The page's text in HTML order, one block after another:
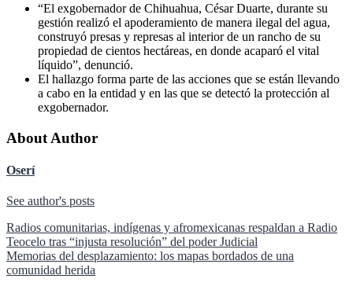
“El exgobernador de Chihuahua, César Duarte, durante su
gestión realizó el apoderamiento de manera ilegal del agua,
construyó presas y represas al interior de un rancho de su
propiedad de cientos hectáreas, en donde acaparó el vital
líquido”, denunció.
El hallazgo forma parte de las acciones que se están llevando
a cabo en la entidad y en las que se detectó la protección al
exgobernador.
About Author
Oserí
See author's posts
Navegación
de
entradas
Radios comunitarias, indígenas y afromexicanas respaldan a Radio
Teocelo tras “injusta resolución” del poder Judicial
Memorias del desplazamiento: los mapas bordados de una
comunidad herida